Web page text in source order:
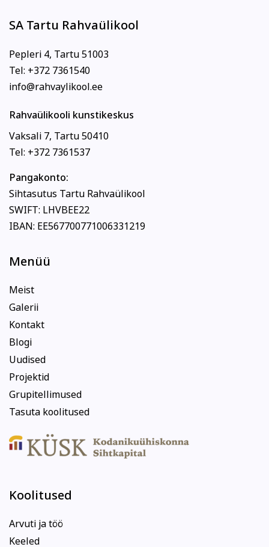
SA Tartu Rahvaülikool
Pepleri 4, Tartu 51003
Tel: +372 7361540
info@rahvaylikool.ee
Rahvaülikooli kunstikeskus
Vaksali 7, Tartu 50410
Tel: +372 7361537
Pangakonto:
Sihtasutus Tartu Rahvaülikool
SWIFT: LHVBEE22
IBAN: EE567700771006331219
Menüü
Meist
Galerii
Kontakt
Blogi
Uudised
Projektid
Grupitellimused
Tasuta koolitused
Koolitused
Arvuti ja töö
Keeled